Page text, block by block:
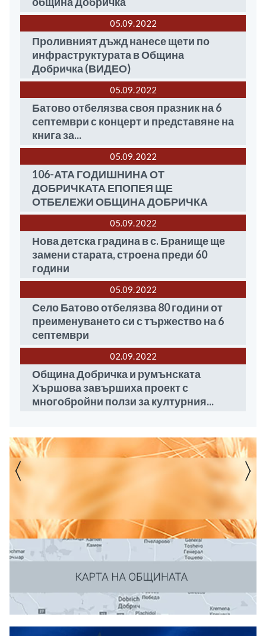
05.09 2022
Проливният дъжд нанесе щети по
инфраструктурата в Община
Добричка (ВИДЕО)
05.09 2022
Батово отбелязва своя празник на 6
септември с концерт и представяне на
книга за...
05.09 2022
106-АТА ГОДИШНИНА ОТ
ДОБРИЧКАТА ЕПОПЕЯ ЩЕ
ОТБЕЛЕЖИ ОБЩИНА ДОБРИЧКА
05.09 2022
Нова детска градина в с. Бранище ще
замени старата, строена преди 60
години
05.09 2022
Село Батово отбелязва 80 години от
преименуването си с тържество на 6
септември
02.09 2022
Община Добричка и румънската
Хършова завършиха проект с
многобройни ползи за културния...